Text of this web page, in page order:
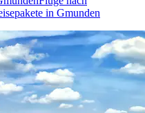
in Gmunden